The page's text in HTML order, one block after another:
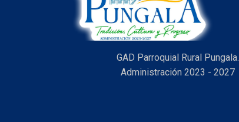
GAD Parroquial Rural Pungala.
Administración 2023 - 2027